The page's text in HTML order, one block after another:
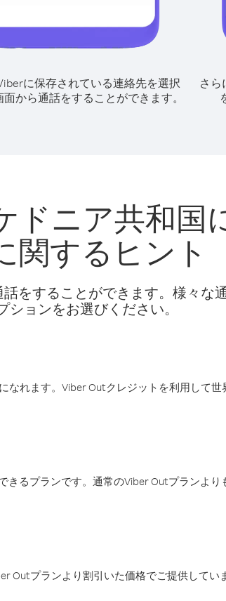
に保存されている連絡先を選択
面から通話をすることができます。
さら
ドニア共和国
関するヒント
をすることができます。様々な
ションをお選びください。
れます。Viber Outクレジットを利用して
るプランです。通常のViber Outプランよ
Outプランより割引いた価格でご提供してい